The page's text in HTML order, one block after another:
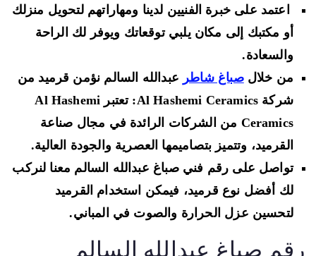
اعتمد على خبرة الفنيين لدينا ومهاراتهم لتحويل منزلك
أو مكتبك إلى مكان يلبي توقعاتك ويوفر لك الراحة
والسعادة.
من خلالصباغ شاطرعبدالله السالم نؤمن قرميد من
شركة Al Hashemi Ceramics: تعتبر Al Hashemi
Ceramics من الشركات الرائدة في مجال صناعة
القرميد، وتتميز بتصاميمها العصرية والجودة العالية.
تواصل على رقم فني صباغ عبدالله السالم معنا لنركب
لك أفضل نوع قرميد، فيمكن استخدام القرميد
لتحسين عزل الحرارة والصوت في المباني.
صباغ عبدالله السالم